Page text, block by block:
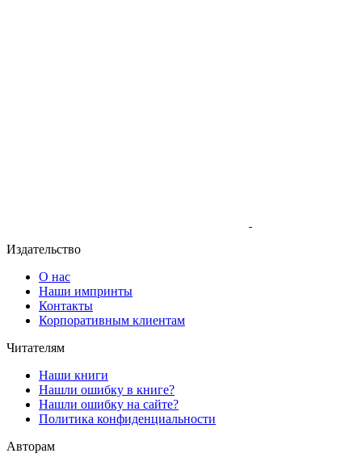
Издательство
О нас
Наши импринты
Контакты
Корпоративным клиентам
Читателям
Наши книги
Нашли ошибку в книге?
Нашли ошибку на сайте?
Политика конфиденциальности
Авторам